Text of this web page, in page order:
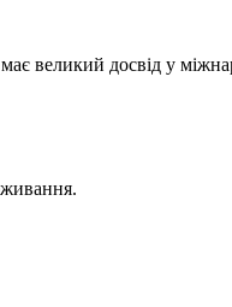
великий досвід у